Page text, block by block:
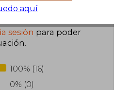
libro
sesión para poder
.
100% (16)
0% (0)
aquí